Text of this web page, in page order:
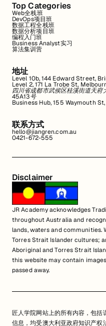
Top Categories
Web全栈班
DevOps项目班
数据工程全栈班
数据分析项目班
编程入门班
Business Analyst实习
算法集训营
地址
Level 10b, 144 Edward Street,
Level 2, 171 La Trobe St,
四川省成都市武侯区桂溪街道天
45A13号
Business Hub, 155 Waymouth
联系方式
hello@jiangren.com.au
0421-672-555
Disclaimer
JR Academy acknowledges
throughout Australia and
lands, waters and communities.
Torres Strait Islander cultures;
Aboriginal and Torres Strait
this website may contain
passed away.
匠人学院网站上的所有内容，包括
信息，均受澳大利亚政府知识产